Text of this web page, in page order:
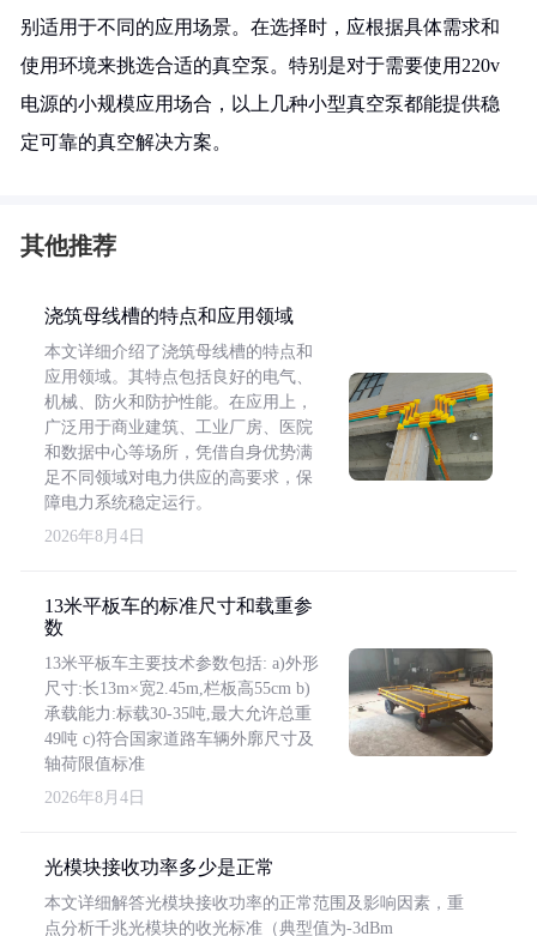
别适用于不同的应用场景。在选择时，应根据具体需求和
使用环境来挑选合适的真空泵。特别是对于需要使用220v
电源的小规模应用场合，以上几种小型真空泵都能提供稳
定可靠的真空解决方案。
其他推荐
浇筑母线槽的特点和应用领域
本文详细介绍了浇筑母线槽的特点和
应用领域。其特点包括良好的电气、
机械、防火和防护性能。在应用上，
广泛用于商业建筑、工业厂房、医院
和数据中心等场所，凭借自身优势满
足不同领域对电力供应的高要求，保
障电力系统稳定运行。
2026年8月4日
13米平板车的标准尺寸和载重参
数
13米平板车主要技术参数包括: a)外形
尺寸:长13m×宽2.45m,栏板高55cm b)
承载能力:标载30-35吨,最大允许总重
49吨 c)符合国家道路车辆外廓尺寸及
轴荷限值标准
2026年8月4日
光模块接收功率多少是正常
本文详细解答光模块接收功率的正常范围及影响因素，重
点分析千兆光模块的收光标准（典型值为-3dBm